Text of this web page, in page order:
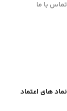
تماس با ما
نماد های اعتماد